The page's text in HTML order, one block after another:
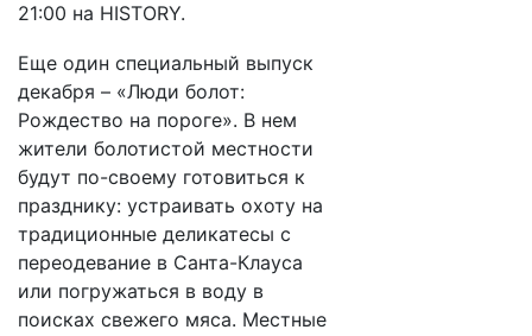
21:00 на HISTORY.
Еще один специальный выпуск
декабря – «Люди болот:
Рождество на пороге». В нем
жители болотистой местности
будут по-своему готовиться к
празднику: устраивать охоту на
традиционные деликатесы с
переодевание в Санта-Клауса
или погружаться в воду в
поисках свежего мяса. Местные